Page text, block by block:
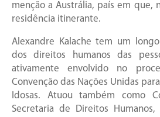
menção a Austrália, país em que,
residência itinerante.
Alexandre Kalache tem um
dos direitos humanos das
ativamente envolvido no
Convenção das Nações Unidas
Idosas. Atuou também como
Secretaria de Direitos